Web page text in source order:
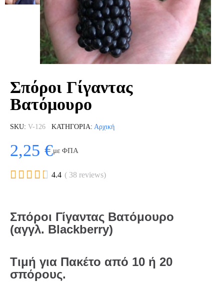
Σπόροι Γίγαντας
Βατόμουρο
SKU V-126 ΚΑΤΗΓΟΡΊΑ Αρχική
2,25 €με ΦΠΑ
     4.4 ( 38 reviews)
Σπόροι Γίγαντας Βατόμουρο
(αγγλ. Blackberry)
Τιμή για Πακέτο από 10 ή 20
σπόρους.